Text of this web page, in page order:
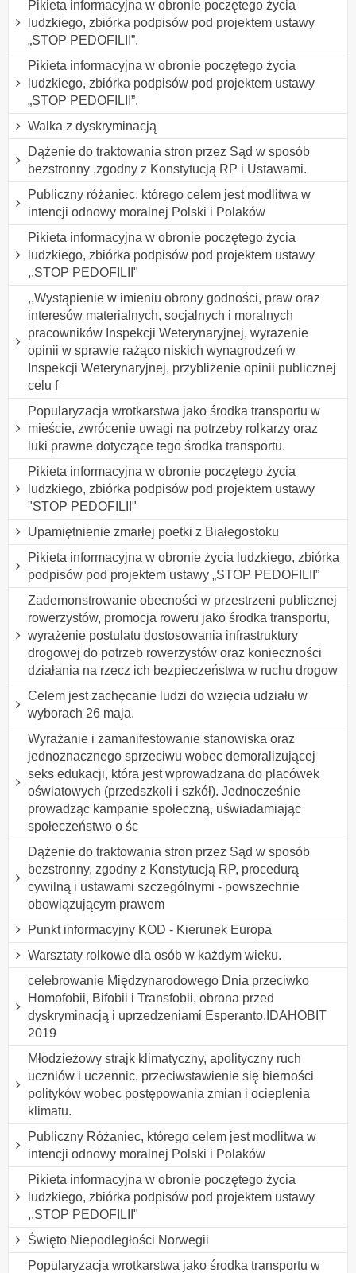
Pikieta informacyjna w obronie poczętego życia
ludzkiego, zbiórka podpisów pod projektem ustawy
„STOP PEDOFILII”.
Pikieta informacyjna w obronie poczętego życia
ludzkiego, zbiórka podpisów pod projektem ustawy
„STOP PEDOFILII”.
Walka z dyskryminacją
Dążenie do traktowania stron przez Sąd w sposób
bezstronny ,zgodny z Konstytucją RP i Ustawami.
Publiczny różaniec, którego celem jest modlitwa w
intencji odnowy moralnej Polski i Polaków
Pikieta informacyjna w obronie poczętego życia
ludzkiego, zbiórka podpisów pod projektem ustawy
,,STOP PEDOFILII"
,,Wystąpienie w imieniu obrony godności, praw oraz
interesów materialnych, socjalnych i moralnych
pracowników Inspekcji Weterynaryjnej, wyrażenie
opinii w sprawie rażąco niskich wynagrodzeń w
Inspekcji Weterynaryjnej, przybliżenie opinii publicznej
celu f
Popularyzacja wrotkarstwa jako środka transportu w
mieście, zwrócenie uwagi na potrzeby rolkarzy oraz
luki prawne dotyczące tego środka transportu.
Pikieta informacyjna w obronie poczętego życia
ludzkiego, zbiórka podpisów pod projektem ustawy
"STOP PEDOFILII"
Upamiętnienie zmarłej poetki z Białegostoku
Pikieta informacyjna w obronie życia ludzkiego, zbiórka
podpisów pod projektem ustawy „STOP PEDOFILII”
Zademonstrowanie obecności w przestrzeni publicznej
rowerzystów, promocja roweru jako środka transportu,
wyrażenie postulatu dostosowania infrastruktury
drogowej do potrzeb rowerzystów oraz konieczności
działania na rzecz ich bezpieczeństwa w ruchu drogow
Celem jest zachęcanie ludzi do wzięcia udziału w
wyborach 26 maja.
Wyrażanie i zamanifestowanie stanowiska oraz
jednoznacznego sprzeciwu wobec demoralizującej
seks edukacji, która jest wprowadzana do placówek
oświatowych (przedszkoli i szkół). Jednocześnie
prowadząc kampanie społeczną, uświadamiając
społeczeństwo o śc
Dążenie do traktowania stron przez Sąd w sposób
bezstronny, zgodny z Konstytucją RP, procedurą
cywilną i ustawami szczególnymi - powszechnie
obowiązującym prawem
Punkt informacyjny KOD - Kierunek Europa
Warsztaty rolkowe dla osób w każdym wieku.
celebrowanie Międzynarodowego Dnia przeciwko
Homofobii, Bifobii i Transfobii, obrona przed
dyskryminacją i uprzedzeniami Esperanto.IDAHOBIT
2019
Młodzieżowy strajk klimatyczny, apolityczny ruch
uczniów i uczennic, przeciwstawienie się bierności
polityków wobec postępowania zmian i ocieplenia
klimatu.
Publiczny Różaniec, którego celem jest modlitwa w
intencji odnowy moralnej Polski i Polaków
Pikieta informacyjna w obronie poczętego życia
ludzkiego, zbiórka podpisów pod projektem ustawy
,,STOP PEDOFILII"
Święto Niepodległości Norwegii
Popularyzacja wrotkarstwa jako środka transportu w